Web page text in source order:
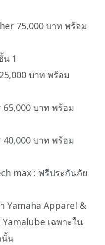
75,000 บาท พร้อม
น 1
บาท พร้อม
65,000 บาท พร้อม
40,000 บาท พร้อม
max : ฟรีประกันภัย
Yamaha Apparel &
เฉพาะใน
นั้น